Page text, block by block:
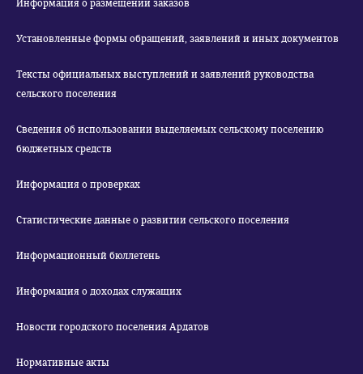
Информация о размещении заказов
Установленные формы обращений, заявлений и иных документов
Тексты официальных выступлений и заявлений руководства
сельского поселения
Сведения об использовании выделяемых сельскому поселению
бюджетных средств
Информация о проверках
Статистические данные о развитии сельского поселения
Информационный бюллетень
Информация о доходах служащих
Новости городского поселения Ардатов
Нормативные акты